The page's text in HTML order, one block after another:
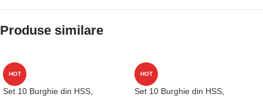
Produse similare
HOT
Set 10 Burghie din HSS,
HOT
Set 10 Burghie din HSS,